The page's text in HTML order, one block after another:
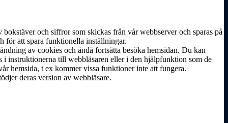
och siffror som skickas från vår webbserver och sparas på
för att spara funktionella inställningar.
av cookies och ändå fortsätta besöka hemsidan. Du kan
i instruktionerna till webbläsaren eller i den hjälpfunktion som de
hemsida, t ex kommer vissa funktioner inte att fungera.
deras version av webbläsare.